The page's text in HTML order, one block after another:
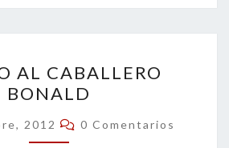
l
p
ar
tir
AL
CABALLERO
BONALD
AL CABALLERO
BONALD
2012 Comentarios
0 Comentarios